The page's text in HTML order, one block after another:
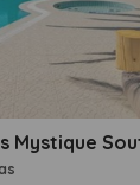
Mystique